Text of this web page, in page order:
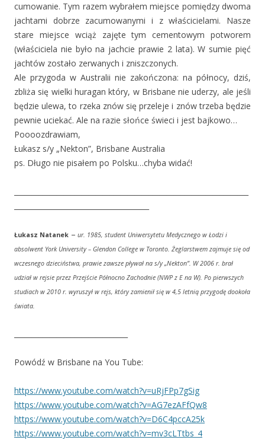
cumowanie. Tym razem wybrałem miejsce pomiędzy dwoma
jachtami dobrze zacumowanymi i z właścicielami. Nasze
stare miejsce wciąż zajęte tym cementowym potworem
(właściciela nie było na jachcie prawie 2 lata). W sumie pięć
jachtów zostało zerwanych i zniszczonych.
Ale przygoda w Australii nie zakończona: na północy, dziś,
zbliża się wielki huragan który, w Brisbane nie uderzy, ale jeśli
będzie ulewa, to rzeka znów się przeleje i znów trzeba będzie
pewnie uciekać. Ale na razie słońce świeci i jest bajkowo…
Poooozdrawiam,
Łukasz s/y „Nekton”, Brisbane Australia
ps. Długo nie pisałem po Polsku…chyba widać!
Łukasz Natanek – ur. 1985, student Uniwersytetu Medycznego w Łodzi i
absolwent York University – Glendon College w Toronto. Żeglarstwem zajmuje się od
wczesnego dzieciństwa, prawie zawsze pływał na s/y „Nekton”. W2006 r. brał
udział w rejsie przez Przejście Północno Zachodnie (NWP z E na W). Po pierwszych
studiach w 2010 r. wyruszył w rejs, który zamienił się w 4,5 letnią przygodę dookoła
świata.
Powódź w Brisbane na You Tube:
https://www.youtube.com/watch?v=uRjFPp7gSig
https://www.youtube.com/watch?v=AG7ezAFfQw8
https://www.youtube.com/watch?v=D6C4pccA25k
https://www.youtube.com/watch?v=mv3cLTtbs_4